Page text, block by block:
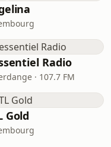
Radio
· 107.7 FM
Gold